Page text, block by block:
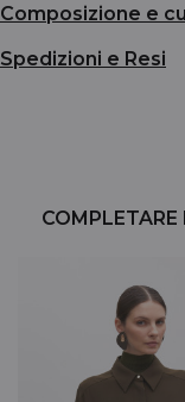
Composizione e
Spedizioni e Resi